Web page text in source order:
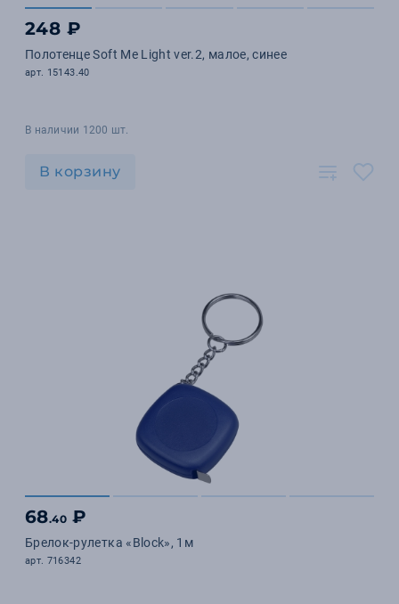
248 ₽
Полотенце Soft Me Light ver.2, малое, синее
арт. 15143.40
В наличии 1200 шт.
В корзину
68.40 ₽
Брелок-рулетка «Block», 1м
арт. 716342